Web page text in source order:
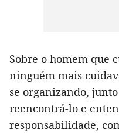
Sobre o homem que
ninguém mais
se organizando,
reencontrá-lo e
responsabilidade,